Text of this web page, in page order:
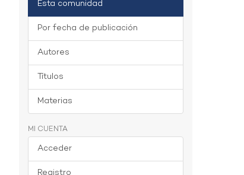
Esta comunidad
Por fecha de publicación
Autores
Títulos
Materias
MI CUENTA
Acceder